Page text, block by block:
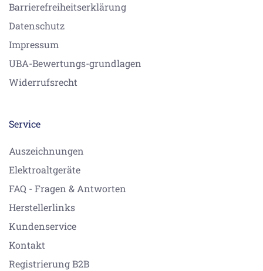
Barrierefreiheitserklärung
Datenschutz
Impressum
UBA-Bewertungs-grundlagen
Widerrufsrecht
Service
Auszeichnungen
Elektroaltgeräte
FAQ - Fragen & Antworten
Herstellerlinks
Kundenservice
Kontakt
Registrierung B2B